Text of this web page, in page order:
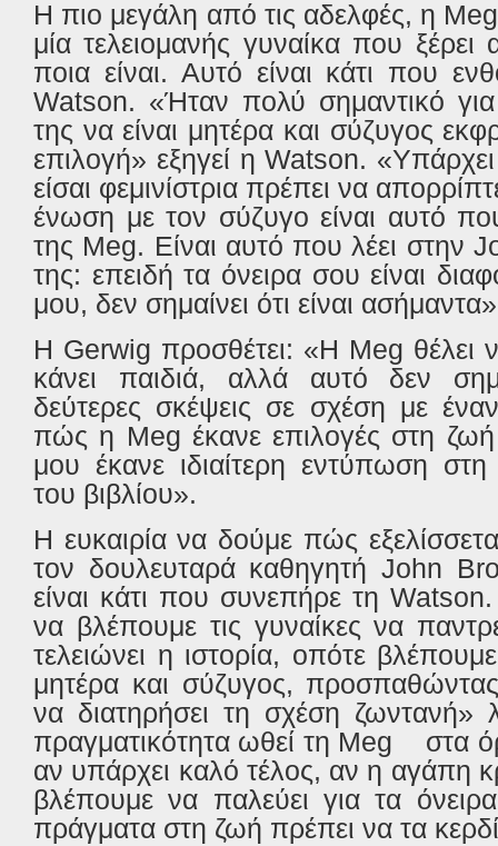
Η πιο μεγάλη από τις αδελφές, η Meg
μία τελειομανής γυναίκα που ξέρει
ποια είναι. Αυτό είναι κάτι που
Watson. «Ήταν πολύ σημαντικό
της να είναι μητέρα και σύζυγος
επιλογή» εξηγεί ηWatson.
είσαι φεμινίστρια πρέπει να
ένωση με τον σύζυγο είναι αυτό
της Meg. Είναι αυτό που λέει στην
της: επειδή τα όνειρα σου είναι
μου, δεν σημαίνει ότι είναι
Η Gerwig προσθέτει: «Η Meg θέλει
κάνει παιδιά, αλλά αυτό δεν
δεύτερες σκέψεις σε σχέση με
πώς η Meg έκανε επιλογές στη
μου έκανε ιδιαίτερη εντύπωση
του βιβλίου».
H ευκαιρία να δούμε πώς
τον δουλευταρά καθηγητήJohn
είναι κάτι που συνεπήρε τη Watson
να βλέπουμε τις γυναίκες να
τελειώνει η ιστορία, οπότε
μητέρα και σύζυγος,
να διατηρήσει τη σχέση ζωντανή»
πραγματικότητα ωθεί τη Meg
στα
αν υπάρχει καλό τέλος, αν η αγάπη
βλέπουμε να παλεύει για τα
πράγματα στη ζωή πρέπει να τα